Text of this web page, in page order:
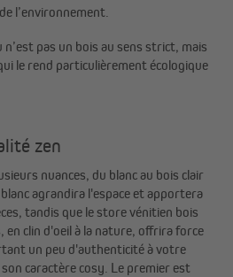
l’environnement.
pas un bois au sens strict, mais
le rend particulièrement écologique
zen
nuances, du blanc au bois clair
agrandira l'espace et apportera
tandis que le store vénitien bois
en clin d'oeil à la nature, offrira force
un peu d'authenticité à votre
caractère cosy. Le premier est